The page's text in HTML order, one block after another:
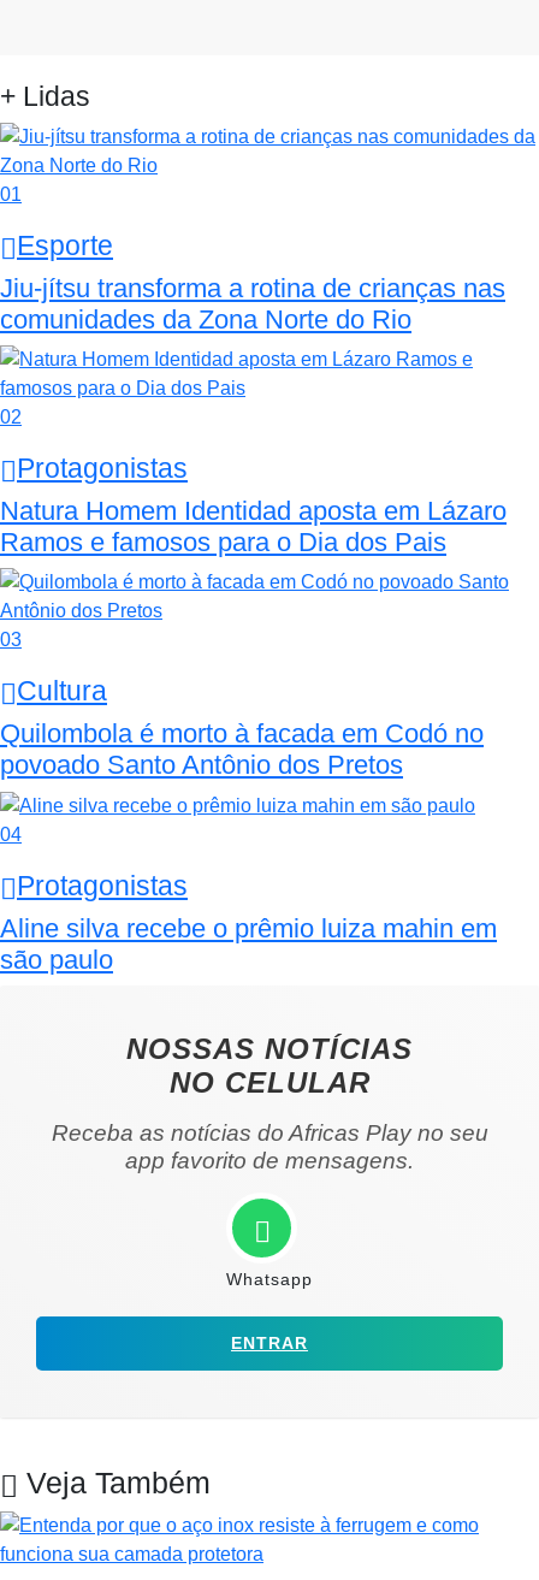
+ Lidas
01
Esporte
Jiu-jítsu transforma a rotina de crianças nas
comunidades da Zona Norte do Rio
02
Protagonistas
Natura Homem Identidad aposta em Lázaro
Ramos e famosos para o Dia dos Pais
03
Cultura
Quilombola é morto à facada em Codó no
povoado Santo Antônio dos Pretos
04
Protagonistas
Aline silva recebe o prêmio luiza mahin em
são paulo
NOSSAS NOTÍCIAS
NO CELULAR
Receba as notícias do Africas Play no seu
app favorito de mensagens.
Whatsapp
ENTRAR
Veja Também